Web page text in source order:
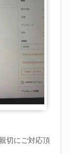
切にご対応頂